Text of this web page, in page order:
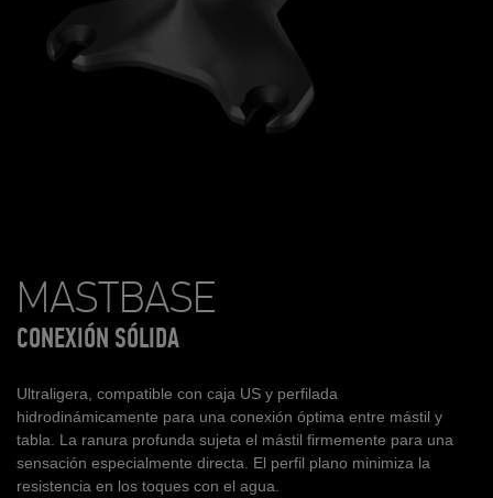
MASTBASE
CONEXIÓN SÓLIDA
Ultraligera, compatible con caja US y perfilada
hidrodinámicamente para una conexión óptima entre mástil y
tabla. La ranura profunda sujeta el mástil firmemente para una
sensación especialmente directa. El perfil plano minimiza la
resistencia en los toques con el agua.